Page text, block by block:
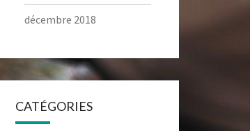
décembre 2018
CATÉGORIES